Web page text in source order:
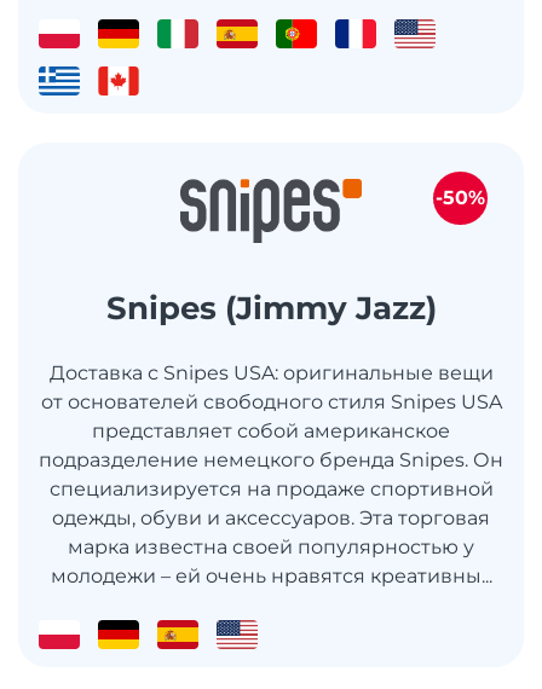
Snipes (Jimmy Jazz)
Доставка с Snipes USA: оригинальные вещи
от основателей свободного стиля Snipes USA
представляет собой американское
подразделение немецкого бренда Snipes. Он
специализируется на продаже спортивной
одежды, обуви и аксессуаров. Эта торговая
марка известна своей популярностью у
молодежи – ей очень нравятся креативны...
-50%